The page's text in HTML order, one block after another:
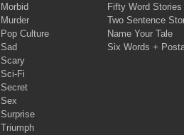
Morbid
Murder
Pop Culture
Sad
Scary
Sci-Fi
Secret
Sex
Surprise
Triumph
Fifty Word Stories
Two Sentence
Name Your Tale
Six Words +